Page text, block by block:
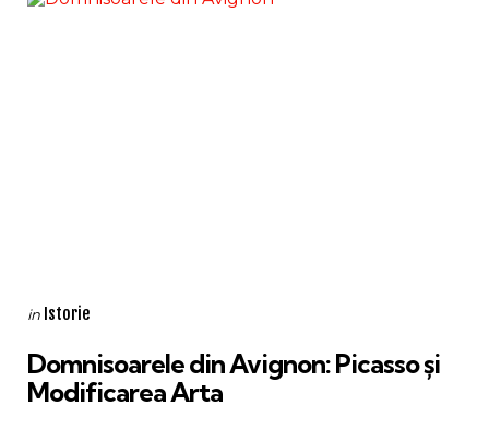
Categories
Posted
in Istorie
Domnisoarele din Avignon: Picasso și
Modificarea Arta